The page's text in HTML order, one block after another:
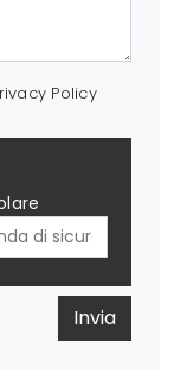
Policy
Invia